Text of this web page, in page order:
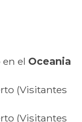
en el Oceania
(Visitantes
(Visitantes